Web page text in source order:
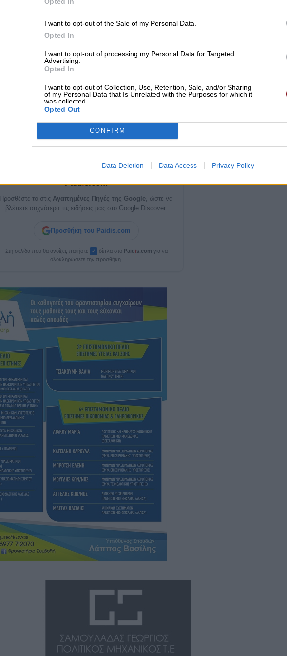
I want to opt-out of the Sale of my Personal Data.
Opted In
I want to opt-out of processing my Personal Data for Targeted
Advertising.
Opted In
I want to opt-out of Collection, Use, Retention, Sale, and/or Sharing
of my Personal Data that Is Unrelated with the Purposes for which it
was collected.
Opted Out
CONFIRM
Data Deletion Data Access Privacy Policy
Μη χάνετε καμία σημαντική είδηση του
Paidis.com
Προσθέστε το στις Αγαπημένες Πηγές της Google, ώστε να
βλέπετε συχνότερα τις ειδήσεις μας στο Google Discover.
Προσθήκη του Paidis.com
Στη σελίδα που θα ανοίξει, πατήστε ✓ δίπλα στο Paidis.com για να
ολοκληρώσετε την προσθήκη.